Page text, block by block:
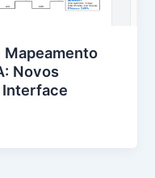
Mapeamento
Novos
Interface